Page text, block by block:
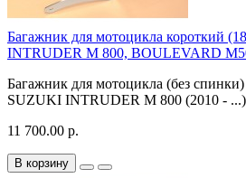
Багажник для мотоцикла короткий
INTRUDER M 800, BOULEVARD
Багажник для мотоцикла (без
SUZUKI INTRUDER M 800 (2010 -
11 700.00 р.
В корзину